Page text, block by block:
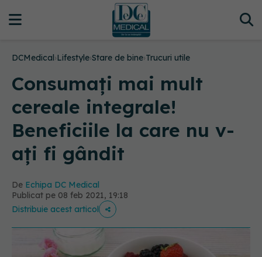
DCMedical›Lifestyle›Stare de bine›Trucuri utile
Consumați mai mult
cereale integrale!
Beneficiile la care nu v-
ați fi gândit
De Echipa DC Medical
Publicat pe 08 feb 2021, 19:18
Distribuie acest articol